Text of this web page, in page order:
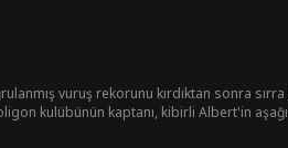
vuruş rekorunu kırdıktan sonra
kulübünün kaptanı, kibirli Albert'in